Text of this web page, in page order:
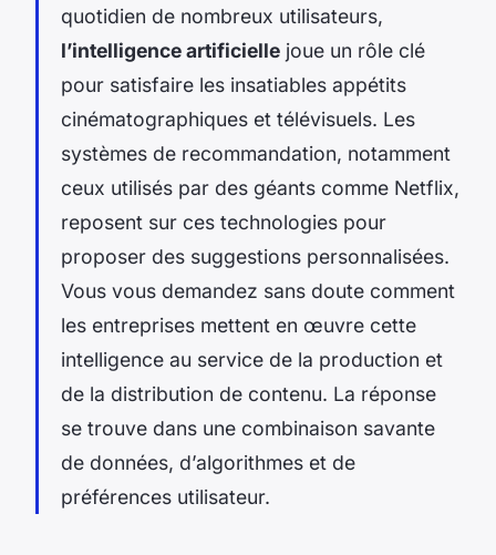
quotidien de nombreux utilisateurs,
l’intelligence artificielle joue un rôle clé
pour satisfaire les insatiables appétits
cinématographiques et télévisuels. Les
systèmes de recommandation, notamment
ceux utilisés par des géants comme Netflix,
reposent sur ces technologies pour
proposer des suggestions personnalisées.
Vous vous demandez sans doute comment
les entreprises mettent en œuvre cette
intelligence au service de la production et
de la distribution de contenu. La réponse
se trouve dans une combinaison savante
de données, d’algorithmes et de
préférences utilisateur.